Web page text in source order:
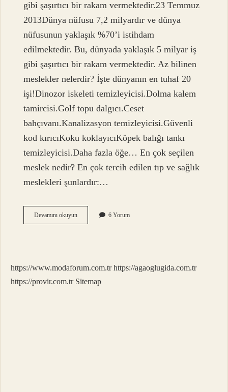
gibi şaşırtıcı bir rakam vermektedir.23 Temmuz
2013Dünya nüfusu 7,2 milyardır ve dünya
nüfusunun yaklaşık %70’i istihdam
edilmektedir. Bu, dünyada yaklaşık 5 milyar iş
gibi şaşırtıcı bir rakam vermektedir. Az bilinen
meslekler nelerdir? İşte dünyanın en tuhaf 20
işi!Dinozor iskeleti temizleyicisi.Dolma kalem
tamircisi.Golf topu dalgıcı.Ceset
bahçıvanı.Kanalizasyon temizleyicisi.Güvenli
kod kırıcıKoku koklayıcıKöpek balığı tankı
temizleyicisi.Daha fazla öğe… En çok seçilen
meslek nedir? En çok tercih edilen tıp ve sağlık
meslekleri şunlardır:…
Devamını okuyunKaç
Tane
6 Yorum
https://www.modaforum.com.tr https://agaoglugida.com.tr
https://provir.com.tr Sitemap